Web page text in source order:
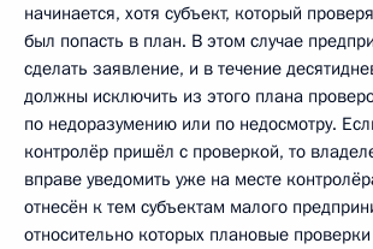
начинается, хотя субъект, который
был попасть в план. В этом случае
сделать заявление, и в течение
должны исключить из этого плана
по недоразумению или по недосмотру.
контролёр пришёл с проверкой, то
вправе уведомить уже на месте
отнесён к тем субъектам малого
относительно которых плановые